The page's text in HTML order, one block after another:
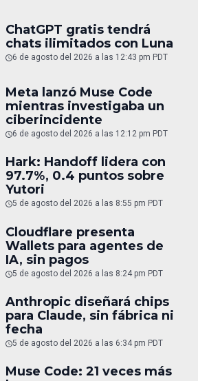
ChatGPT gratis tendrá
chats ilimitados con Luna
6 de agosto del 2026 a las 12:43 pm PDT
Meta lanzó Muse Code
mientras investigaba un
ciberincidente
6 de agosto del 2026 a las 12:12 pm PDT
Hark: Handoff lidera con
97.7%, 0.4 puntos sobre
Yutori
5 de agosto del 2026 a las 8:55 pm PDT
Cloudflare presenta
Wallets para agentes de
IA, sin pagos
5 de agosto del 2026 a las 8:24 pm PDT
Anthropic diseñará chips
para Claude, sin fábrica ni
fecha
5 de agosto del 2026 a las 6:34 pm PDT
Muse Code: 21 veces más